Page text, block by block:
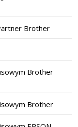
Brother
Brother
Brother